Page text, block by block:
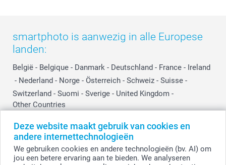
Deze website maakt gebruik van cookies en
andere internettechnologieën
We gebruiken cookies en andere technologieën (bv. AI) om
jou een betere ervaring aan te bieden. We analyseren
smartphoto is aanwezig in alle Europese
landen:
België - Belgique - Danmark - Deutschland - France - Ireland
- Nederland - Norge - Österreich - Schweiz - Suisse -
Switzerland - Suomi - Sverige - United Kingdom -
Other Countries
Alle prijzen zijn in EURO (€) inclusief BTW en exclusief verzendkosten.